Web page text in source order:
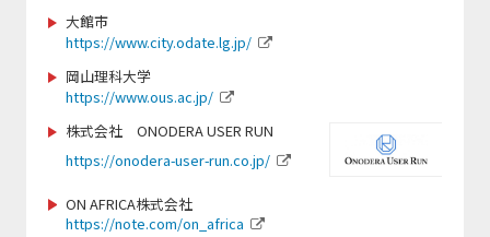
大館市
https://www.city.odate.lg.jp/
岡山理科大学
https://www.ous.ac.jp/
株式会社 ONODERA USER RUN
https://onodera-user-run.co.jp/
ON AFRICA株式会社
https://note.com/on_africa
https://www.scsagamihara.com/school/school
https://sbsso.com/
https://www.sports-f.co.jp/
https://www.nittai.ac.jp/
https://jpn-gym.jp/